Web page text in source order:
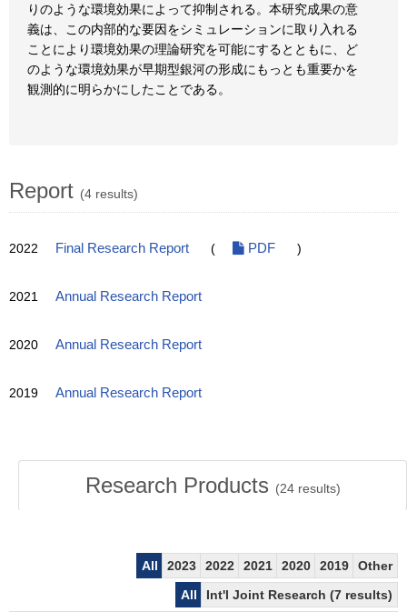
りのような環境効果によって抑制される。本研究成果の意
義は、この内部的な要因をシミュレーションに取り入れる
ことにより環境効果の理論研究を可能にするとともに、ど
のような環境効果が早期型銀河の形成にもっとも重要かを
観測的に明らかにしたことである。
Report (4 results)
2022 Final Research Report ( PDF )
2021 Annual Research Report
2020 Annual Research Report
2019 Annual Research Report
Research Products (24results)
All 2023 2022 2021 2020 2019
Other
All
Int'l Joint Research (7 results)